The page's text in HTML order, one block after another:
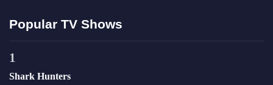
Popular TV Shows
1
Shark Hunters